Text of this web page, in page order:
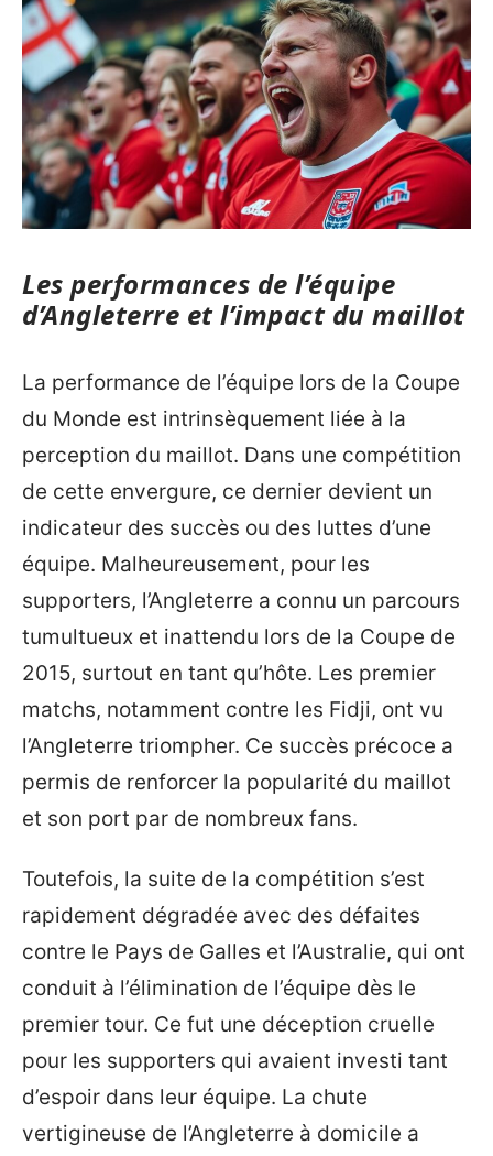
Les performances de l’équipe
d’Angleterre et l’impact du maillot
La performance de l’équipe lors de la Coupe
du Monde est intrinsèquement liée à la
perception du maillot. Dans une compétition
de cette envergure, ce dernier devient un
indicateur des succès ou des luttes d’une
équipe. Malheureusement, pour les
supporters, l’Angleterre a connu un parcours
tumultueux et inattendu lors de la Coupe de
2015, surtout en tant qu’hôte. Les premier
matchs, notamment contre les Fidji, ont vu
l’Angleterre triompher. Ce succès précoce a
permis de renforcer la popularité du maillot
et son port par de nombreux fans.
Toutefois, la suite de la compétition s’est
rapidement dégradée avec des défaites
contre le Pays de Galles et l’Australie, qui ont
conduit à l’élimination de l’équipe dès le
premier tour. Ce fut une déception cruelle
pour les supporters qui avaient investi tant
d’espoir dans leur équipe. La chute
vertigineuse de l’Angleterre à domicile a